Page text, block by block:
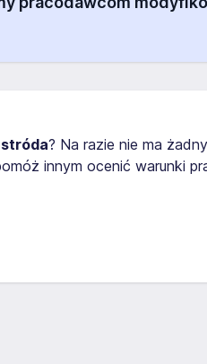
? Na razie nie ma
innym ocenić warunki